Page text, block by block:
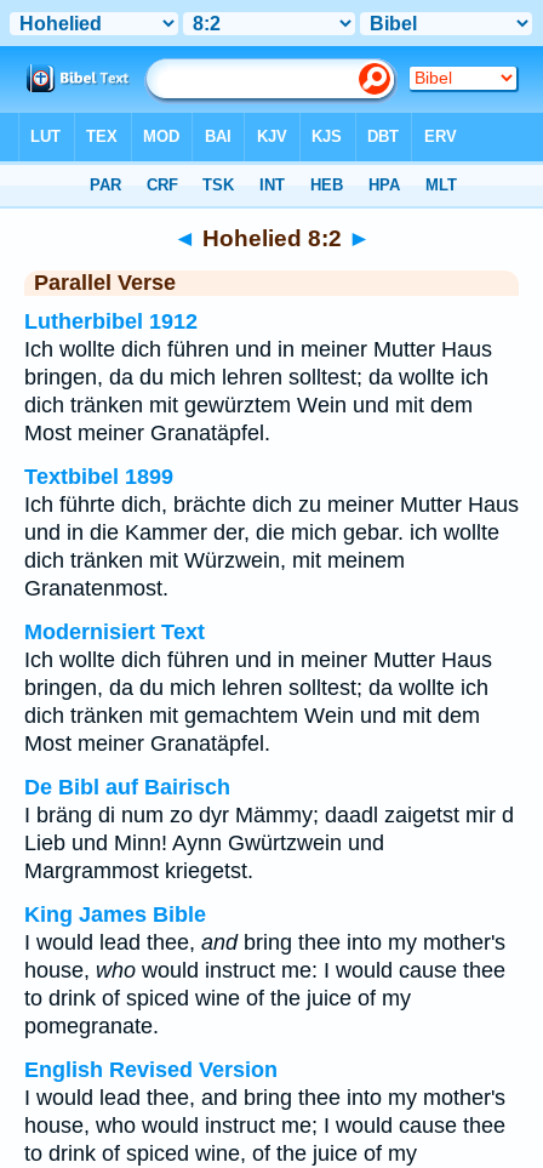
◄ Hohelied 8:2 ►
Parallel Verse
Lutherbibel 1912
Ich wollte dich führen und in meiner Mutter Haus
bringen, da du mich lehren solltest; da wollte ich
dich tränken mit gewürztem Wein und mit dem
Most meiner Granatäpfel.
Textbibel 1899
Ich führte dich, brächte dich zu meiner Mutter Haus
und in die Kammer der, die mich gebar. ich wollte
dich tränken mit Würzwein, mit meinem
Granatenmost.
Modernisiert Text
Ich wollte dich führen und in meiner Mutter Haus
bringen, da du mich lehren solltest; da wollte ich
dich tränken mit gemachtem Wein und mit dem
Most meiner Granatäpfel.
De Bibl auf Bairisch
I bräng di num zo dyr Mämmy; daadl zaigetst mir d
Lieb und Minn! Aynn Gwürtzwein und
Margrammost kriegetst.
King James Bible
I would lead thee, andbring thee into my mother's
house, who would instruct me: I would cause thee
to drink of spiced wine of the juice of my
pomegranate.
English Revised Version
I would lead thee, and bring thee into my mother's
house, who would instruct me; I would cause thee
to drink of spiced wine, of the juice of my